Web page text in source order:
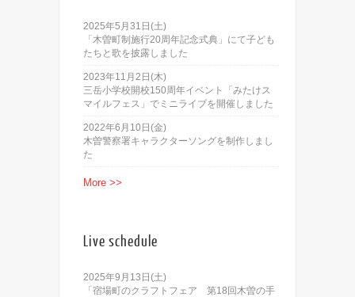
2025年5月31日(土)
「木曽町制施行20周年記念式典」にて子ども
たちと歌を披露しました
2023年11月2日(木)
三岳小学校開校150周年イベント「みたけス
マイルフェス」でミニライブを開催しました
2022年6月10日(金)
木曽警察署キャラクターソングを制作しまし
た
More >>
Live schedule
2025年9月13日(土)
「宿場町のクラフトフェア 第18回木曽の手